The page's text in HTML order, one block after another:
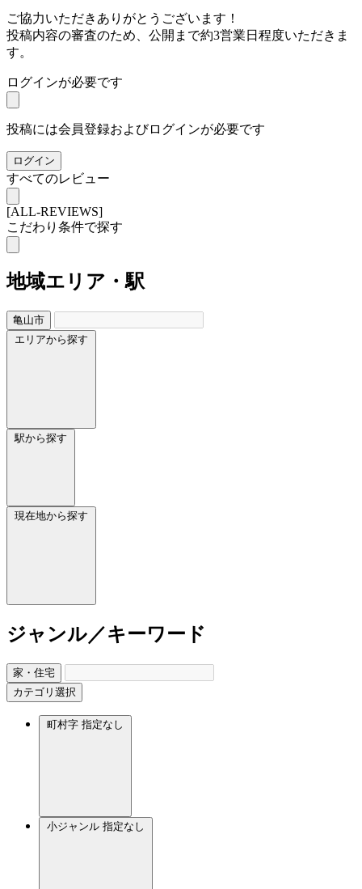
ご協力いただきありがとうございます！
投稿内容の審査のため、公開まで約3営業日程度いただきま
す。
ログインが必要です
投稿には会員登録およびログインが必要です
ログイン
すべてのレビュー
[ALL-REVIEWS]
こだわり条件で探す
地域エリア・駅
亀山市
エリアから探す
駅から探す
現在地から探す
ジャンル／キーワード
家・住宅
カテゴリ選択
町村字 指定なし
小ジャンル 指定なし